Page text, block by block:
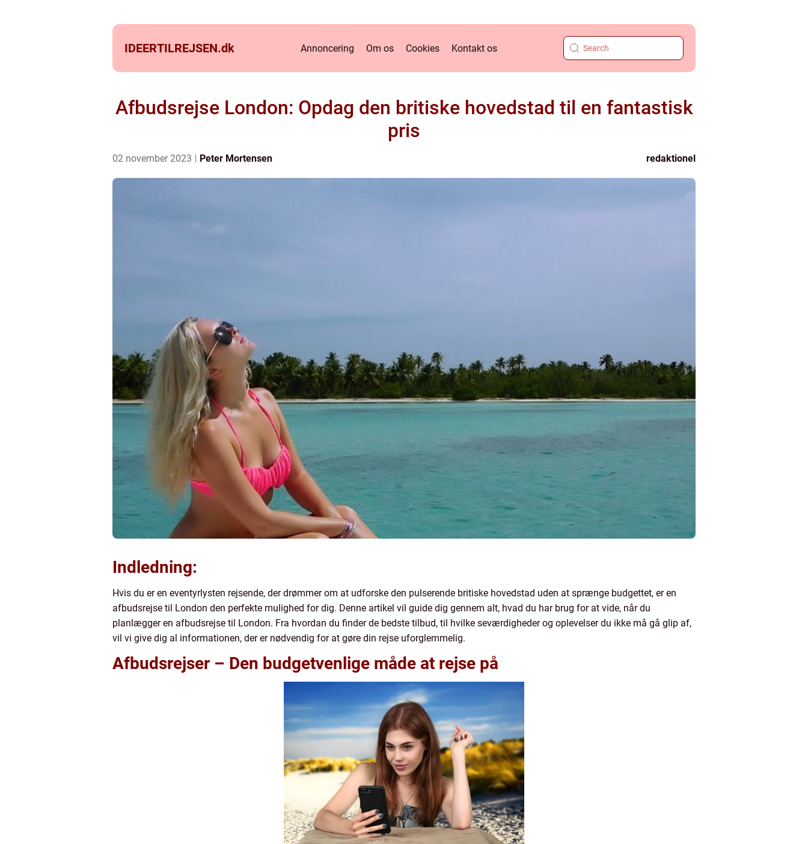
IDEERTILREJSEN.dk Annoncering Om os Cookies Kontakt os
Afbudsrejse London: Opdag den britiske hovedstad til en fantastisk
pris
02 november 2023 Peter Mortensen redaktionel
Indledning:
Hvis du er en eventyrlysten rejsende, der drømmer om at udforske den pulserende britiske hovedstad uden at sprænge budgettet, er en
afbudsrejse til London den perfekte mulighed for dig. Denne artikel vil guide dig gennem alt, hvad du har brug for at vide, når du
planlægger en afbudsrejse til London. Fra hvordan du finder de bedste tilbud, til hvilke seværdigheder og oplevelser du ikke må gå glip af,
vil vi give dig al informationen, der er nødvendig for at gøre din rejse uforglemmelig.
Afbudsrejser – Den budgetvenlige måde at rejse på